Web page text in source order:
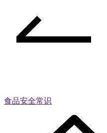
食品安全常识